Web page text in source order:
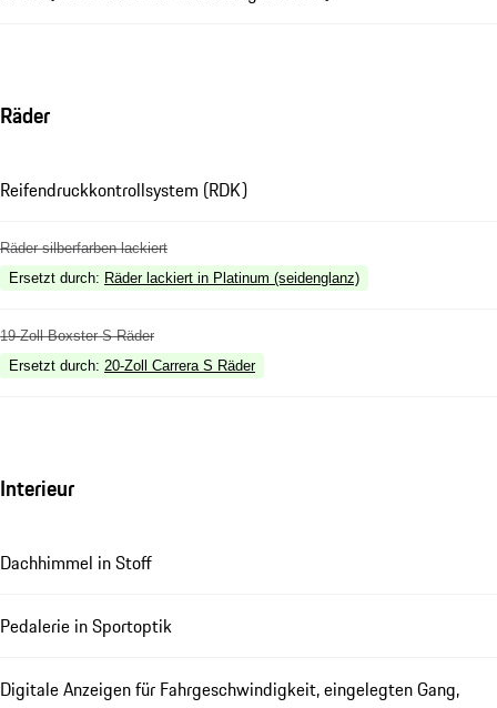
Räder
Reifendruckkontrollsystem (RDK)
Räder silberfarben lackiert
Ersetzt durch: Räder lackiert in Platinum (seidenglanz)
19-Zoll Boxster S Räder
Ersetzt durch: 20-Zoll Carrera S Räder
Interieur
Dachhimmel in Stoff
Pedalerie in Sportoptik
Digitale Anzeigen für Fahrgeschwindigkeit, eingelegten Gang,